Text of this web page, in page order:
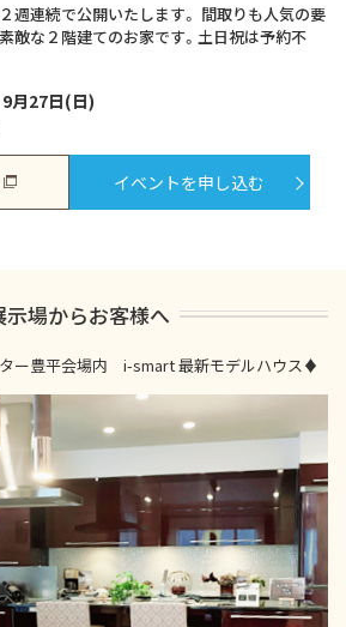
週連続で公開いたします。 間取りも人気の要
敵な２階建てのお家です。土日祝は予約不
月27日(日)
イベントを申し込む
示場からお客様へ
ー豊平会場内 i-smart 最新モデルハウス♦